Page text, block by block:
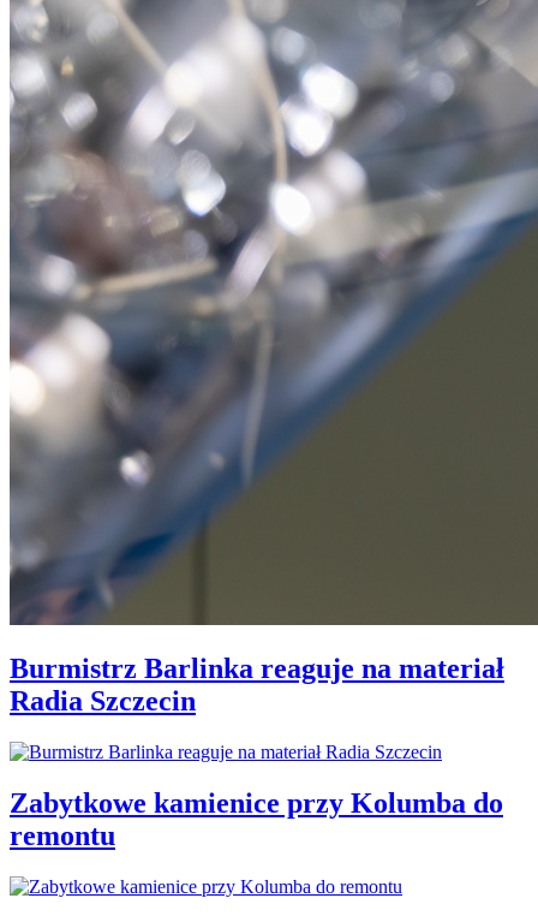
Burmistrz Barlinka reaguje na materiał
Radia Szczecin
Zabytkowe kamienice przy Kolumba do
remontu